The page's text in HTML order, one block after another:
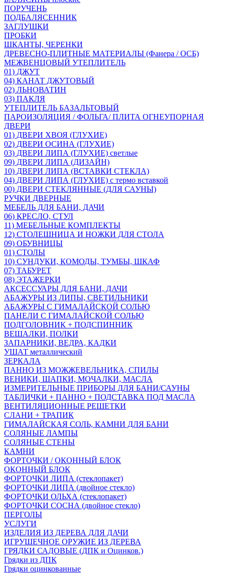
ПОРУЧЕНЬ
ПОДБАЛЯСЕННИК
ЗАГЛУШКИ
ПРОБКИ
ШКАНТЫ, ЧЕРЕНКИ
ДРЕВЕСНО-ПЛИТНЫЕ МАТЕРИАЛЫ (Фанера / ОСБ)
МЕЖВЕНЦОВЫЙ УТЕПЛИТЕЛЬ
01) ДЖУТ
04) КАНАТ ДЖУТОВЫЙ
02) ЛЬНОВАТИН
03) ПАКЛЯ
УТЕПЛИТЕЛЬ БАЗАЛЬТОВЫЙ
ПАРОИЗОЛЯЦИЯ / ФОЛЬГА/ ПЛИТА ОГНЕУПОРНАЯ
ДВЕРИ
01) ДВЕРИ ХВОЯ (ГЛУХИЕ)
02) ДВЕРИ ОСИНА (ГЛУХИЕ)
03) ДВЕРИ ЛИПА (ГЛУХИЕ) светлые
09) ДВЕРИ ЛИПА (ДИЗАЙН)
10) ДВЕРИ ЛИПА (ВСТАВКИ СТЕКЛА)
04) ДВЕРИ ЛИПА (ГЛУХИЕ) с термо вставкой
00) ДВЕРИ СТЕКЛЯННЫЕ (ДЛЯ САУНЫ)
РУЧКИ ДВЕРНЫЕ
МЕБЕЛЬ ДЛЯ БАНИ, ДАЧИ
06) КРЕСЛО, СТУЛ
11) МЕБЕЛЬНЫЕ КОМПЛЕКТЫ
12) СТОЛЕШНИЦА И НОЖКИ ДЛЯ СТОЛА
09) ОБУВНИЦЫ
01) СТОЛЫ
10) СУНДУКИ, КОМОДЫ, ТУМБЫ, ШКАФ
07) ТАБУРЕТ
08) ЭТАЖЕРКИ
АКСЕССУАРЫ ДЛЯ БАНИ, ДАЧИ
АБАЖУРЫ ИЗ ЛИПЫ, СВЕТИЛЬНИКИ
АБАЖУРЫ С ГИМАЛАЙСКОЙ СОЛЬЮ
ПАНЕЛИ С ГИМАЛАЙСКОЙ СОЛЬЮ
ПОДГОЛОВНИК + ПОДСПИННИК
ВЕШАЛКИ, ПОЛКИ
ЗАПАРНИКИ, ВЕДРА, КАДКИ
УШАТ металлический
ЗЕРКАЛА
ПАННО ИЗ МОЖЖЕВЕЛЬНИКА, СПИЛЫ
ВЕНИКИ, ШАПКИ, МОЧАЛКИ, МАСЛА
ИЗМЕРИТЕЛЬНЫЕ ПРИБОРЫ ДЛЯ БАНИ/САУНЫ
ТАБЛИЧКИ + ПАННО + ПОДСТАВКА ПОД МАСЛА
ВЕНТИЛЯЦИОННЫЕ РЕШЕТКИ
СЛАНИ + ТРАПИК
ГИМАЛАЙСКАЯ СОЛЬ, КАМНИ ДЛЯ БАНИ
СОЛЯНЫЕ ЛАМПЫ
СОЛЯНЫЕ СТЕНЫ
КАМНИ
ФОРТОЧКИ / ОКОННЫЙ БЛОК
ОКОННЫЙ БЛОК
ФОРТОЧКИ ЛИПА (стеклопакет)
ФОРТОЧКИ ЛИПА (двойное стекло)
ФОРТОЧКИ ОЛЬХА (стеклопакет)
ФОРТОЧКИ СОСНА (двойное стекло)
ПЕРГОЛЫ
УСЛУГИ
ИЗДЕЛИЯ ИЗ ДЕРЕВА ДЛЯ ДАЧИ
ИГРУШЕЧНОЕ ОРУЖИЕ ИЗ ДЕРЕВА
ГРЯДКИ САДОВЫЕ (ДПК и Оцинков.)
Грядки из ДПК
Грядки оцинкованные